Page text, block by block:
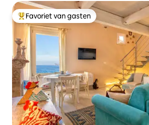
Topfavoriet van gasten
Favoriet van gasten